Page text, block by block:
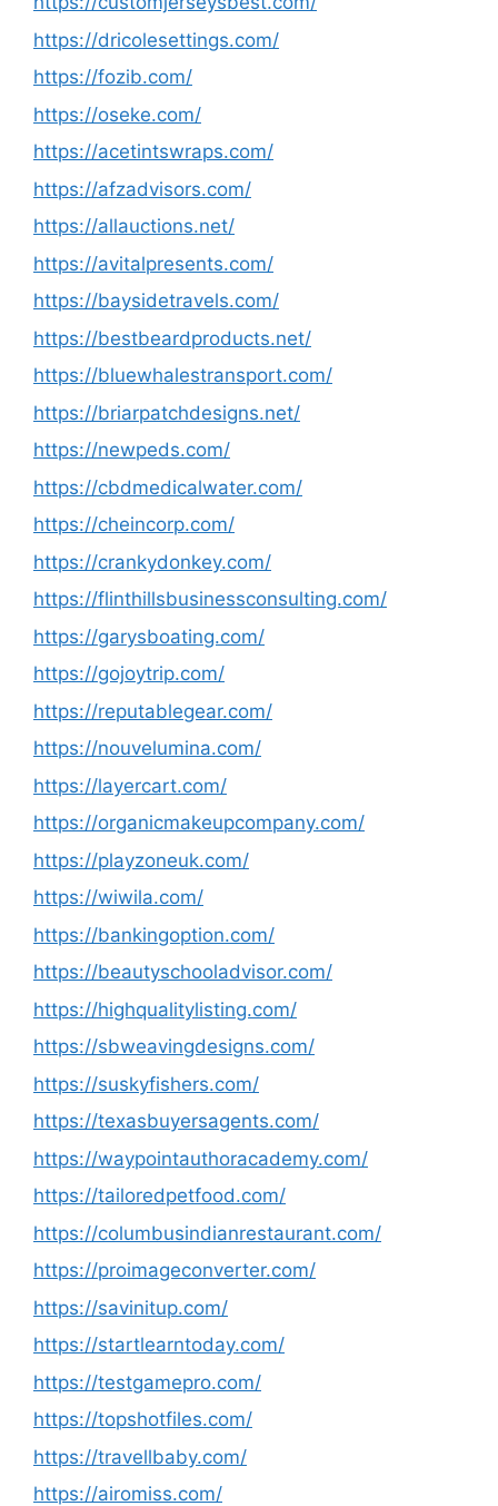
https://dricolesettings.com/
https://fozib.com/
https://oseke.com/
https://acetintswraps.com/
https://afzadvisors.com/
https://allauctions.net/
https://avitalpresents.com/
https://baysidetravels.com/
https://bestbeardproducts.net/
https://bluewhalestransport.com/
https://briarpatchdesigns.net/
https://newpeds.com/
https://cbdmedicalwater.com/
https://cheincorp.com/
https://crankydonkey.com/
https://flinthillsbusinessconsulting.com/
https://garysboating.com/
https://gojoytrip.com/
https://reputablegear.com/
https://nouvelumina.com/
https://layercart.com/
https://organicmakeupcompany.com/
https://playzoneuk.com/
https://wiwila.com/
https://bankingoption.com/
https://beautyschooladvisor.com/
https://highqualitylisting.com/
https://sbweavingdesigns.com/
https://suskyfishers.com/
https://texasbuyersagents.com/
https://waypointauthoracademy.com/
https://tailoredpetfood.com/
https://columbusindianrestaurant.com/
https://proimageconverter.com/
https://savinitup.com/
https://startlearntoday.com/
https://testgamepro.com/
https://topshotfiles.com/
https://travellbaby.com/
https://airomiss.com/